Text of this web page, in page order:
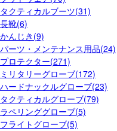
タクティカルブーツ(31)
長靴(6)
かんじき(9)
パーツ・メンテナンス用品(24)
プロテクター(271)
ミリタリーグローブ(172)
ハードナックルグローブ(23)
タクティカルグローブ(79)
ラペリンググローブ(5)
フライトグローブ(5)